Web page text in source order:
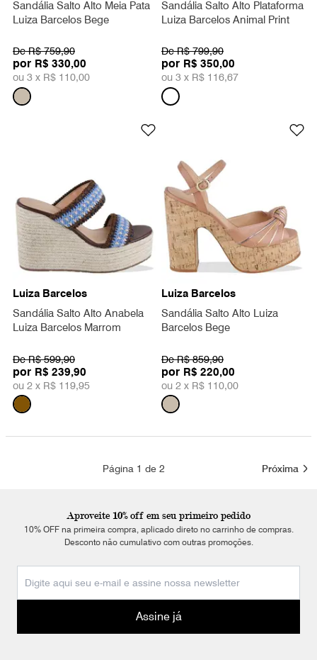
Sandália Salto Alto Meia Pata
Luiza Barcelos Bege
DeR$ 759,90
por R$ 330,00
ou 3 x R$ 110,00
Sandália Salto Alto Plataforma
Luiza Barcelos Animal Print
DeR$ 799,90
por R$ 350,00
ou 3 x R$ 116,67
Luiza Barcelos
Sandália Salto Alto Anabela
Luiza Barcelos Marrom
DeR$ 599,90
por R$ 239,90
ou 2 x R$ 119,95
Luiza Barcelos
Sandália Salto Alto Luiza
Barcelos Bege
DeR$ 859,90
por R$ 220,00
ou 2 x R$ 110,00
Página 1 de 2 Próxima
Aproveite 10% off em seu primeiro pedido
10% OFF na primeira compra, aplicado direto no carrinho de compras.
Desconto não cumulativo com outras promoções.
Assine já